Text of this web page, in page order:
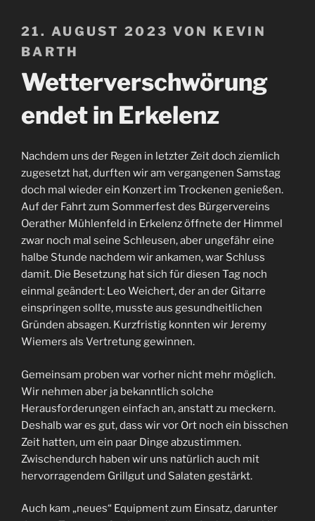
VERÖFFENTLICHT
AM
21. AUGUST 2023 VON KEVIN
BARTH
Wetterverschwörung
endet in Erkelenz
Nachdem uns der Regen in letzter Zeit doch ziemlich
zugesetzt hat, durften wir am vergangenen Samstag
doch mal wieder ein Konzert im Trockenen genießen.
Auf der Fahrt zum Sommerfest des Bürgervereins
Oerather Mühlenfeld in Erkelenz öffnete der Himmel
zwar noch mal seine Schleusen, aber ungefähr eine
halbe Stunde nachdem wir ankamen, war Schluss
damit. Die Besetzung hat sich für diesen Tag noch
einmal geändert: Leo Weichert, der an der Gitarre
einspringen sollte, musste aus gesundheitlichen
Gründen absagen. Kurzfristig konnten wir Jeremy
Wiemers als Vertretung gewinnen.
Gemeinsam proben war vorher nicht mehr möglich.
Wir nehmen aber ja bekanntlich solche
Herausforderungen einfach an, anstatt zu meckern.
Deshalb war es gut, dass wir vor Ort noch ein bisschen
Zeit hatten, um ein paar Dinge abzustimmen.
Zwischendurch haben wir uns natürlich auch mit
hervorragendem Grillgut und Salaten gestärkt.
Auch kam „neues“ Equipment zum Einsatz, darunter